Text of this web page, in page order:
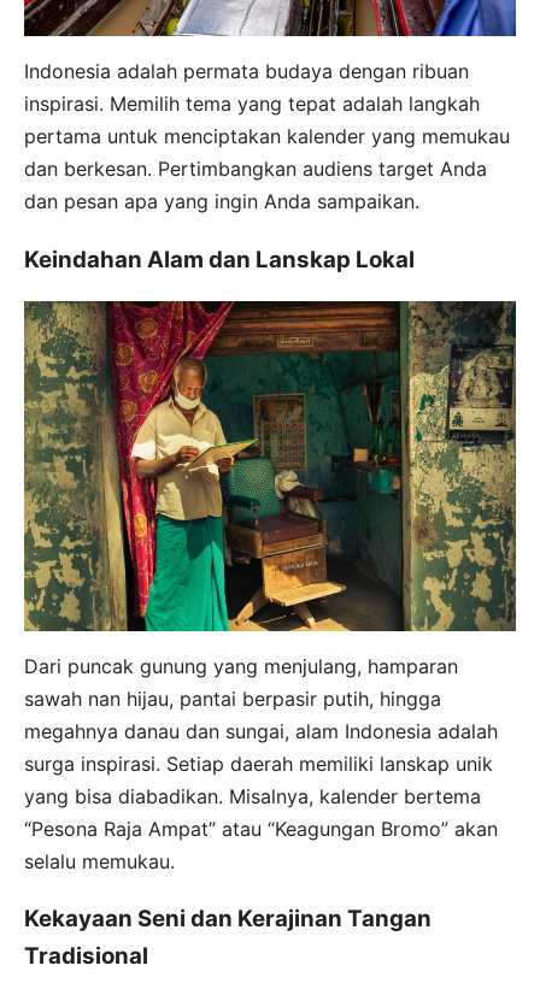
Indonesia adalah permata budaya dengan ribuan
inspirasi. Memilih tema yang tepat adalah langkah
pertama untuk menciptakan kalender yang memukau
dan berkesan. Pertimbangkan audiens target Anda
dan pesan apa yang ingin Anda sampaikan.
Keindahan Alam dan Lanskap Lokal
Dari puncak gunung yang menjulang, hamparan
sawah nan hijau, pantai berpasir putih, hingga
megahnya danau dan sungai, alam Indonesia adalah
surga inspirasi. Setiap daerah memiliki lanskap unik
yang bisa diabadikan. Misalnya, kalender bertema
“Pesona Raja Ampat” atau “Keagungan Bromo” akan
selalu memukau.
Kekayaan Seni dan Kerajinan Tangan
Tradisional